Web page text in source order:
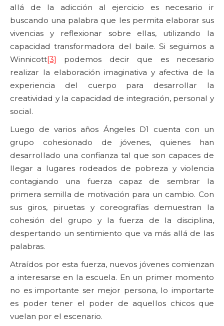
allá de la adicción al ejercicio es necesario ir
buscando una palabra que les permita elaborar sus
vivencias y reflexionar sobre ellas, utilizando la
capacidad transformadora del baile. Si seguimos a
Winnicott[3]
podemos decir que es necesario
realizar la elaboración imaginativa y afectiva de la
experiencia del cuerpo para desarrollar la
creatividad y la capacidad de integración, personal y
social.
Luego de varios años Ángeles D1 cuenta con un
grupo cohesionado de jóvenes, quienes han
desarrollado una confianza tal que son capaces de
llegar a lugares rodeados de pobreza y violencia
contagiando una fuerza capaz de sembrar la
primera semilla de motivación para un cambio. Con
sus giros, piruetas y coreografías demuestran la
cohesión del grupo y la fuerza de la disciplina,
despertando un sentimiento que va más allá de las
palabras.
Atraídos por esta fuerza, nuevos jóvenes comienzan
a interesarse en la escuela. En un primer momento
no es importante ser mejor persona, lo importarte
es poder tener el poder de aquellos chicos que
vuelan por el escenario.